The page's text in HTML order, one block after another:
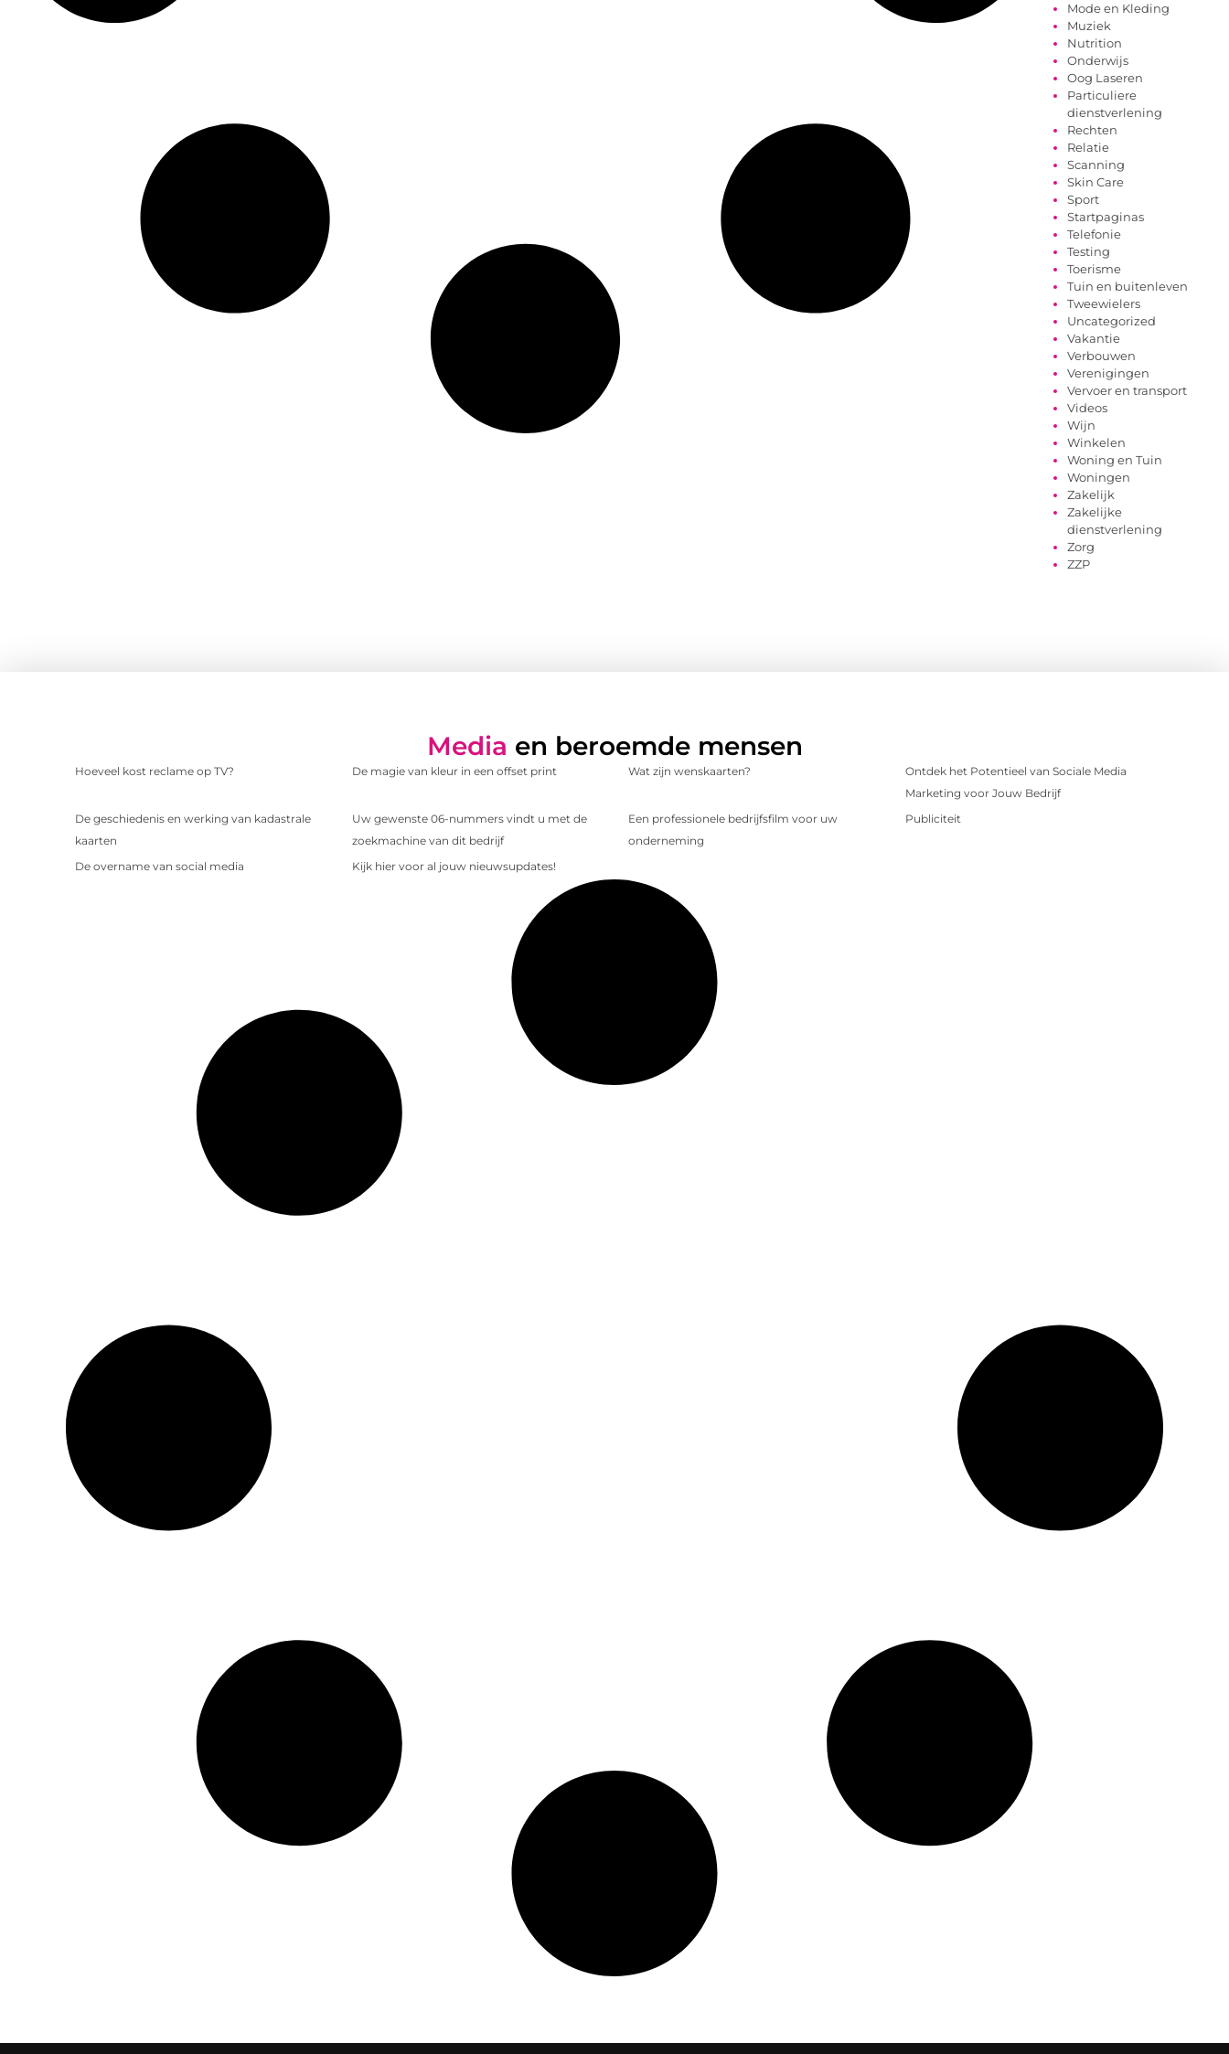
Mode en Kleding
Muziek
Nutrition
Onderwijs
Oog Laseren
Particuliere
dienstverlening
Rechten
Relatie
Scanning
Skin Care
Sport
Startpaginas
Telefonie
Testing
Toerisme
Tuin en buitenleven
Tweewielers
Uncategorized
Vakantie
Verbouwen
Verenigingen
Vervoer en transport
Videos
Wijn
Winkelen
Woning en Tuin
Woningen
Zakelijk
Zakelijke
dienstverlening
Zorg
ZZP
Media en beroemde mensen
Hoeveel kost reclame op TV? De magie van kleur in een offset print Wat zijn wenskaarten?
Ontdek het Potentieel van Sociale Media
Marketing voor Jouw Bedrijf
De geschiedenis en werking van kadastrale
kaarten
Uw gewenste 06-nummers vindt u met de
zoekmachine van dit bedrijf
Een professionele bedrijfsfilm voor uw
onderneming
Publiciteit
De overname van social media Kijk hier voor al jouw nieuwsupdates!